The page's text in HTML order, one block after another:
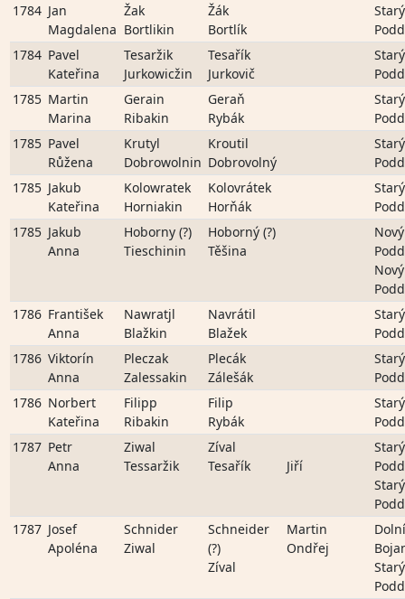
1784 Jan
Magdalena
Žak
Bortlikin
Žák
Bortlík
Starý
1784 Pavel
Kateřina
Tesaržik
Jurkowicžin
Tesařík
Jurkovič
Starý
1785 Martin
Marina
Gerain
Ribakin
Geraň
Rybák
Starý
1785 Pavel
Růžena
Krutyl
Dobrowolnin
Kroutil
Dobrovolný
Starý
1785 Jakub
Kateřina
Kolowratek
Horniakin
Kolovrátek
Horňák
Starý
1785 Jakub
Anna
Hoborny (?)
Tieschinin
Hoborný (?)
Těšina
Nový
Nový
1786 František
Anna
Nawratjl
Blažkin
Navrátil
Blažek
Starý
1786 Viktorín
Anna
Pleczak
Zalessakin
Plecák
Zálešák
Starý
1786 Norbert
Kateřina
Filipp
Ribakin
Filip
Rybák
Starý
1787 Petr
Anna
Ziwal
Tessaržik
Zíval
Tesařík
Jiří
Starý
Starý
1787 Josef
Apoléna
Schnider
Ziwal
Schneider
(?)
Zíval
Martin
Ondřej
Dolní
Starý